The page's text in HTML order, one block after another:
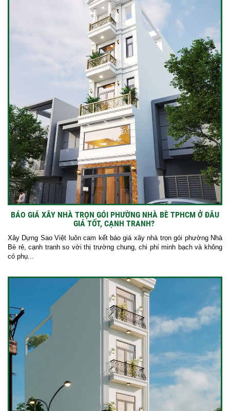
BÁO GIÁ XÂY NHÀ TRỌN GÓI PHƯỜNG NHÀ BÈ TPHCM Ở ĐÂU
GIÁ TỐT, CẠNH TRANH?
Xây Dựng Sao Việt luôn cam kết báo giá xây nhà trọn gói phường Nhà
Bè rẻ, cạnh tranh so với thị trường chung, chi phí minh bạch và không
có phụ...